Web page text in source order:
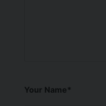
Your Name*